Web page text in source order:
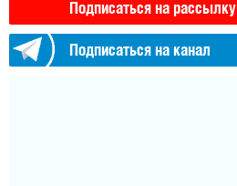
Подписаться на рассылку
Подписаться на канал